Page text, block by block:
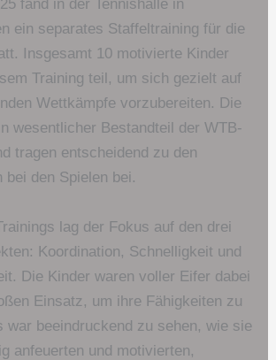
fand in der Tennishalle in
ein separates Staffeltraining für die
Insgesamt 10 motivierte Kinder
Training teil, um sich gezielt auf
Wettkämpfe vorzubereiten. Die
wesentlicher Bestandteil der WTB-
tragen entscheidend zu den
bei den Spielen bei.
lag der Fokus auf den drei
Koordination, Schnelligkeit und
Die Kinder waren voller Eifer dabei
Einsatz, um ihre Fähigkeiten zu
war beeindruckend zu sehen, wie sie
anfeuerten und motivierten,